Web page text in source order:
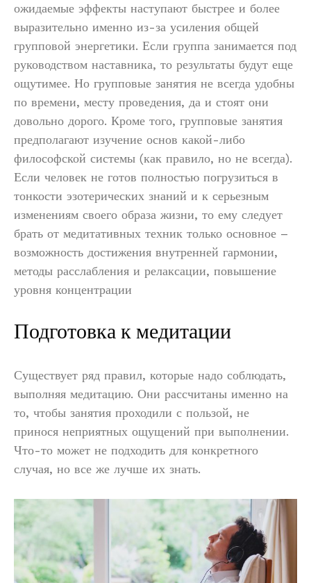
ожидаемые эффекты наступают быстрее и более
выразительно именно из-за усиления общей
групповой энергетики. Если группа занимается под
руководством наставника, то результаты будут еще
ощутимее. Но групповые занятия не всегда удобны
по времени, месту проведения, да и стоят они
довольно дорого. Кроме того, групповые занятия
предполагают изучение основ какой-либо
философской системы (как правило, но не всегда).
Если человек не готов полностью погрузиться в
тонкости эзотерических знаний и к серьезным
изменениям своего образа жизни, то ему следует
брать от медитативных техник только основное –
возможность достижения внутренней гармонии,
методы расслабления и релаксации, повышение
уровня концентрации
Подготовка к медитации
Существует ряд правил, которые надо соблюдать,
выполняя медитацию. Они рассчитаны именно на
то, чтобы занятия проходили с пользой, не
принося неприятных ощущений при выполнении.
Что-то может не подходить для конкретного
случая, но все же лучше их знать.